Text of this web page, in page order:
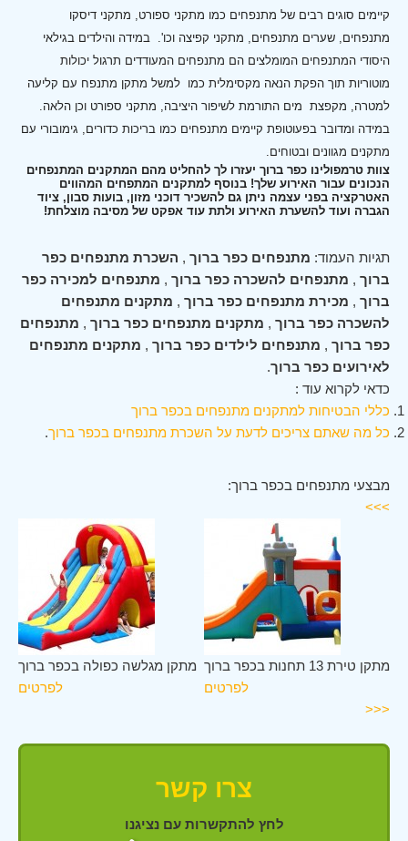
קיימים סוגים רבים של מתנפחים כמו מתקני ספורט, מתקני דיסקו
מתנפחים, שערים מתנפחים, מתקני קפיצה וכו'. במידה והילדים בגילאי
היסודי המתנפחים המומלצים הם מתנפחים המעודדים תרגול יכולות
מוטוריות תוך הפקת הנאה מקסימלית כמו למשל מתקן מתנפח עם קליעה
למטרה, מקפצת מים התורמת לשיפור היציבה, מתקני ספורט וכן הלאה.
במידה ומדובר בפעוטופת קיימים מתנפחים כמו בריכות כדורים, גימובורי עם
מתקנים מגוונים ובטוחים.
צוות טרמפולינו כפר ברוך יעזרו לך להחליט מהם המתקנים המתנפחים
הנכונים עבור האירוע שלך! בנוסף למתקנים המתפחים המהווים
האטרקציה בפני עצמה ניתן גם להשכיר דוכני מזון, בועות סבון, ציוד
הגברה ועוד להשערת האירוע ולתת עוד אפקט של מסיבה מוצלחת!
תגיות העמוד: מתנפחים כפר ברוך , השכרת מתנפחים כפר
ברוך , מתנפחים להשכרה כפר ברוך , מתנפחים למכירה כפר
ברוך , מכירת מתנפחים כפר ברוך , מתקנים מתנפחים
להשכרה כפר ברוך , מתקנים מתנפחים כפר ברוך , מתנפחים
כפר ברוך , מתנפחים לילדים כפר ברוך , מתקנים מתנפחים
לאירועים כפר ברוך.
כדאי לקרוא עוד :
כללי הבטיחות למתקנים מתנפחים בכפר ברוך
כל מה שאתם צריכים לדעת על השכרת מתנפחים בכפר ברוך.
מבצעי מתנפחים בכפר ברוך:
>>>
מתקן מגלשה כפולה בכפר ברוך
לפרטים
מתקן טירת 13 תחנות בכפר ברוך
לפרטים
<<<
צרו קשר
לחץ להתקשרות עם נציגנו